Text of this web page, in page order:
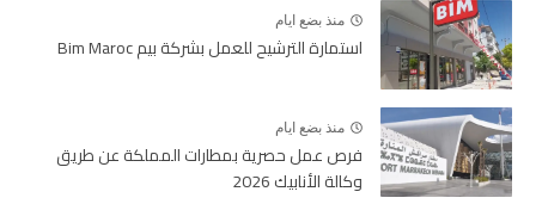
منذ بضع ايام
استمارة الترشيح للعمل بشركة بيم Bim Maroc
منذ بضع ايام
فرص عمل حصرية بمطارات المملكة عن طريق
وكالة الأنابيك 2026